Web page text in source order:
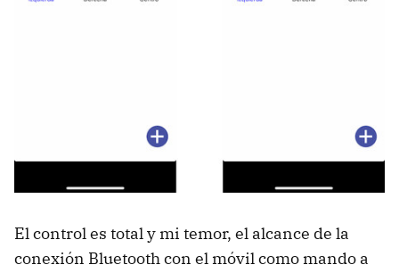
El control es total y mi temor, el alcance de la
conexión Bluetooth con el móvil como mando a